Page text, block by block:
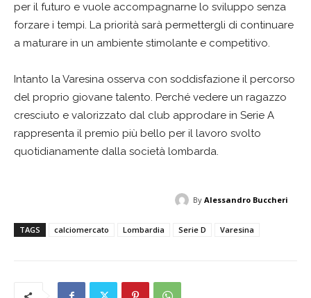
per il futuro e vuole accompagnarne lo sviluppo senza
forzare i tempi. La priorità sarà permettergli di continuare
a maturare in un ambiente stimolante e competitivo.
Intanto la Varesina osserva con soddisfazione il percorso
del proprio giovane talento. Perché vedere un ragazzo
cresciuto e valorizzato dal club approdare in Serie A
rappresenta il premio più bello per il lavoro svolto
quotidianamente dalla società lombarda.
By Alessandro Buccheri
TAGS calciomercato Lombardia Serie D Varesina